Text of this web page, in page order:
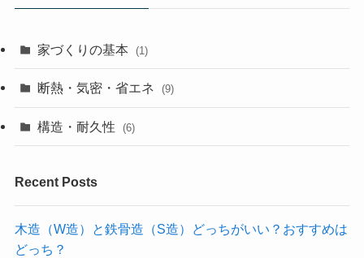
家づくりの基本 (1)
断熱・気密・省エネ (9)
構造・耐久性 (6)
Recent Posts
木造（W造）と鉄骨造（S造）どっちがいい？おすすめは
どっち？